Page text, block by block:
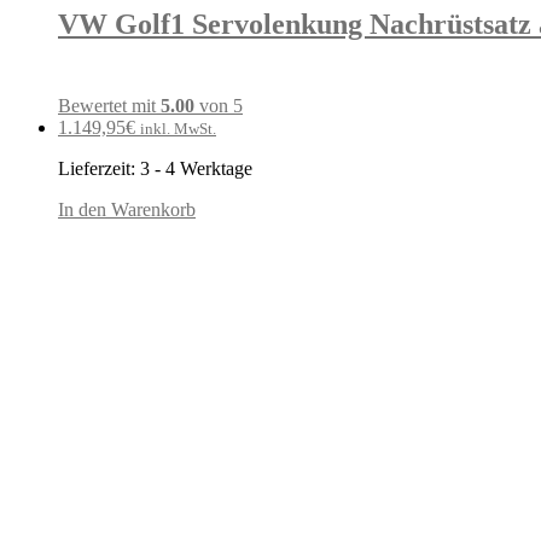
VW Golf1 Servolenkung
Bewertet mit 5.00 von 5
1.149,95€ inkl. MwSt.
Lieferzeit: 3 - 4 Werktage
In den Warenkorb